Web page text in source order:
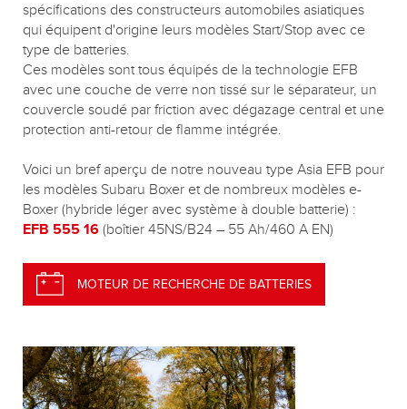
spécifications des constructeurs automobiles asiatiques
qui équipent d'origine leurs modèles Start/Stop avec ce
type de batteries.
Ces modèles sont tous équipés de la technologie EFB
avec une couche de verre non tissé sur le séparateur, un
couvercle soudé par friction avec dégazage central et une
protection anti-retour de flamme intégrée.
Voici un bref aperçu de notre nouveau type Asia EFB pour
les modèles Subaru Boxer et de nombreux modèles e-
Boxer (hybride léger avec système à double batterie) :
EFB 555 16 (boîtier 45NS/B24 – 55 Ah/460 A EN)
MOTEUR DE RECHERCHE DE BATTERIES